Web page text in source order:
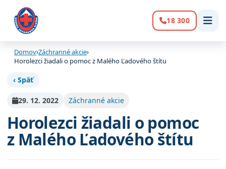
Volanie:
18 300
Domov›Záchranné akcie›
Horolezci žiadali o pomoc z Malého Ľadového štítu
‹ Späť
29. 12. 2022 Záchranné akcie
Horolezci žiadali o pomoc
z Malého Ľadového štítu